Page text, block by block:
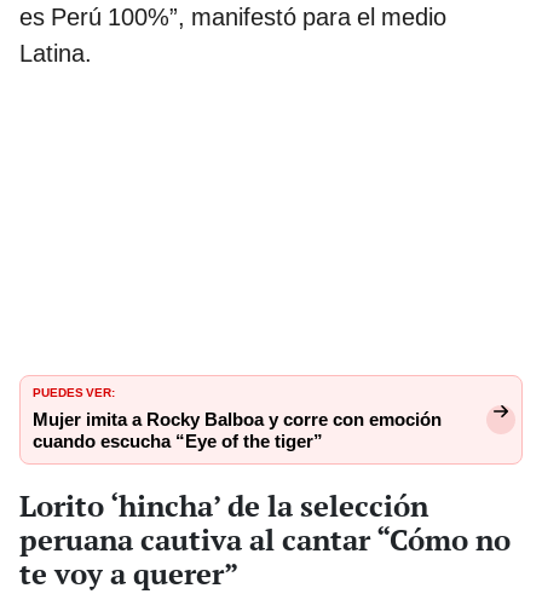
es Perú 100%”, manifestó para el medio
Latina.
PUEDES VER:
Mujer imita a Rocky Balboa y corre con emoción
cuando escucha “Eye of the tiger”
Lorito ‘hincha’ de la selección
peruana cautiva al cantar “Cómo no
te voy a querer”